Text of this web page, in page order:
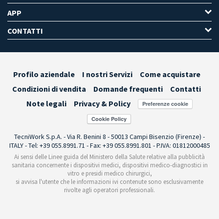
APP
CONTATTI
Profilo aziendale I nostri Servizi
Come acquistare
Condizioni di vendita
Domande frequenti
Contatti
Note legali
Privacy & Policy Preferenze cookie
TecniWork S.p.A. - Via R. Benini 8 - 50013 Campi Bisenzio (Firenze) -
ITALY - Tel: +39 055.8991.71 - Fax: +39 055.8991.801 - P.IVA: 01812000485
Ai sensi delle Linee guida del Ministero della Salute relative alla pubblicità
sanitaria concernente i dispositivi medici, dispositivi medico-diagnostici in
vitro e presidi medico chirurgici,
si avvisa l'utente che le informazioni ivi contenute sono esclusivamente
rivolte agli operatori professionali.